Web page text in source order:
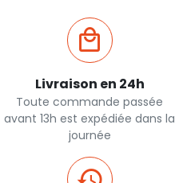
Livraison en 24h
Toute commande passée
avant 13h est expédiée dans la
journée